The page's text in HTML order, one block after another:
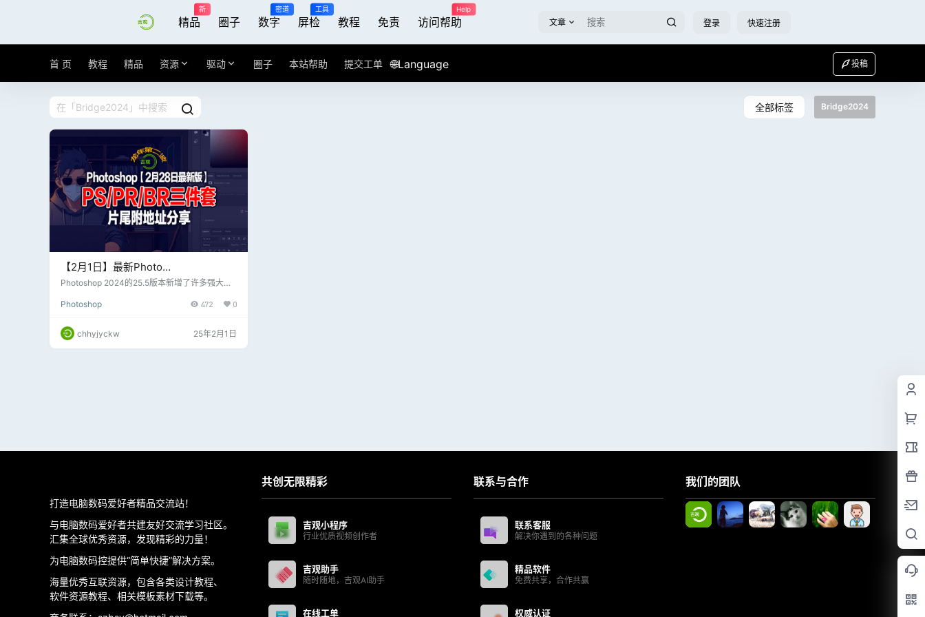
精品
新
圈子 数字
密道
屏检
工具
教程 免责 访问帮助
Help
文章 登录 快速注册
首 页 教程 精品 资源 驱动 圈子 本站帮助 提交工单 🌐Language 投稿
全部标签 Bridge2024
【2月1日】最新Photo
shop2024_25.5+Premiere2024_24.
桶分享
Photoshop 2024的25.5版本新增了许多强大的
性；Photoshop还支持对图像进行4K分辨率增
Leonardo等图像生成工具结合使用；对于需要
移除素材图中文本或水印的内容创作者来说，Ph
otoshop提供了一个快速且方便的解决方案。用
Photoshop 472 0
chhyjyckw 25年2月1日
打造电脑数码爱好者精品交流站！
与电脑数码爱好者共建友好交流学习社区。
汇集全球优秀资源，发现精彩的力量！
为电脑数码控提供“简单快捷”解决方案。
海量优秀互联资源，包含各类设计教程、
软件资源教程、相关模板素材下载等。
共创无限精彩
吉观小程序
行业优质视频创作者
吉观助手
随时随地，吉观AI助手
在线工单
联系与合作
联系客服
解决你遇到的各种问题
精品软件
免费共享，合作共赢
权威认证
我们的团队